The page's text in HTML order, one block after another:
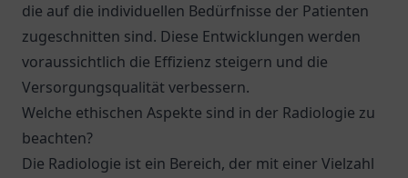
die auf die individuellen Bedürfnisse der Patienten
zugeschnitten sind. Diese Entwicklungen werden
voraussichtlich die Effizienz steigern und die
Versorgungsqualität verbessern.
Welche ethischen Aspekte sind in der Radiologie zu
beachten?
Die Radiologie ist ein Bereich, der mit einer Vielzahl